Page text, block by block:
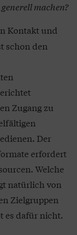
machen?
Kontakt und
schon den
Zugang zu
Der
erfordert
Welche
natürlich von
Zielgruppen
es dafür nicht.